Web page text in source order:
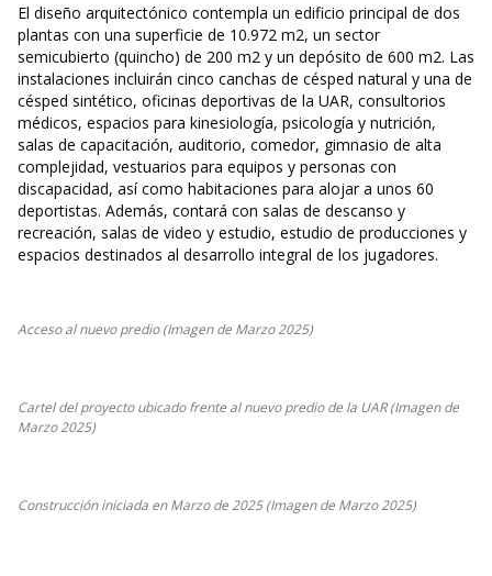
El diseño arquitectónico contempla un edificio principal de dos
plantas con una superficie de 10.972 m2, un sector
semicubierto (quincho) de 200 m2 y un depósito de 600 m2. Las
instalaciones incluirán cinco canchas de césped natural y una de
césped sintético, oficinas deportivas de la UAR, consultorios
médicos, espacios para kinesiología, psicología y nutrición,
salas de capacitación, auditorio, comedor, gimnasio de alta
complejidad, vestuarios para equipos y personas con
discapacidad, así como habitaciones para alojar a unos 60
deportistas. Además, contará con salas de descanso y
recreación, salas de video y estudio, estudio de producciones y
espacios destinados al desarrollo integral de los jugadores.
Acceso al nuevo predio (Imagen de Marzo 2025)
Cartel del proyecto ubicado frente al nuevo predio de la UAR (Imagen de
Marzo 2025)
Construcción iniciada en Marzo de 2025 (Imagen de Marzo 2025)